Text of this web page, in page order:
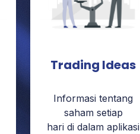
Trading Ideas
Informasi tentang
saham setiap
hari di dalam aplikasi